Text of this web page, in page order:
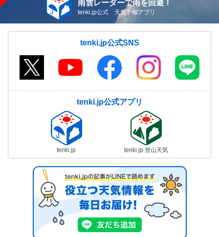
雨雲レーダーで雨を回避！
tenki.jp公式 天気予報アプリ
tenki.jp公式SNS
tenki.jp公式アプリ
tenki.jp tenki.jp 登山天気